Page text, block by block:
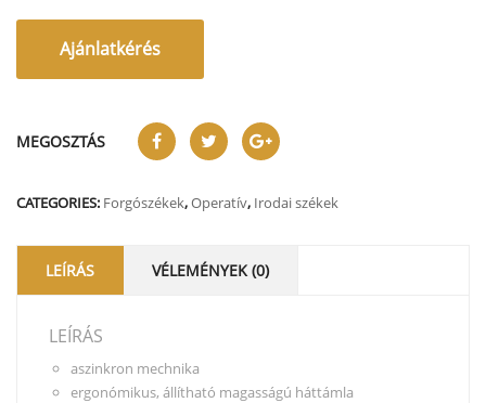
Ajánlatkérés
MEGOSZTÁS
CATEGORIES: Forgószékek,Operatív, Irodai székek
LEÍRÁS VÉLEMÉNYEK (0)
LEÍRÁS
aszinkron mechnika
ergonómikus, állítható magasságú háttámla